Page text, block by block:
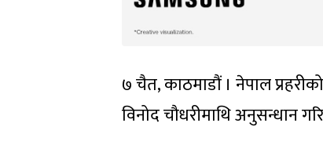
७ चैत, काठमाडौं । नेपाल
विनोद चौधरीमाथि अनुसन्धान